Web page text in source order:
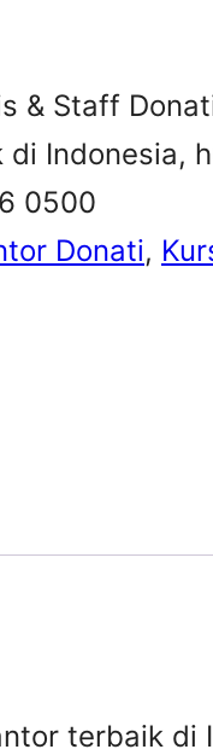
& Staff
Indonesia,
0500
Donati,
terbaik di